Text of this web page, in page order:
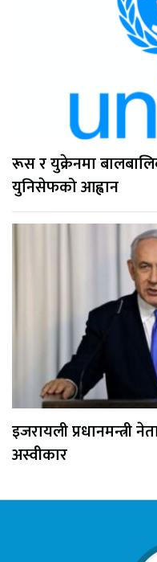
रूस र युक्रेनमा
युनिसेफको आह्वान
इजरायली प्रधानमन्त्री
अस्वीकार